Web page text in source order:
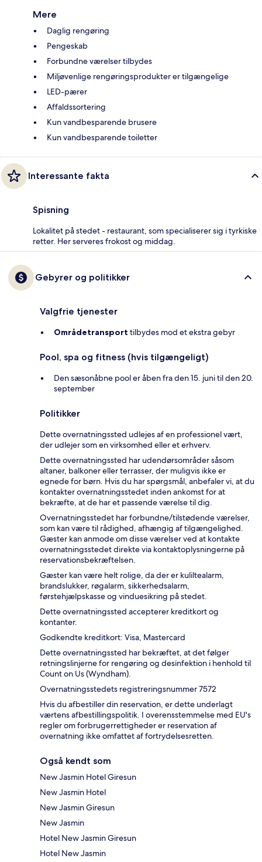
Mere
Daglig rengøring
Pengeskab
Forbundne værelser tilbydes
Miljøvenlige rengøringsprodukter er tilgængelige
LED-pærer
Affaldssortering
Kun vandbesparende brusere
Kun vandbesparende toiletter
Interessante fakta
Spisning
Lokalitet på stedet - restaurant, som specialiserer sig i tyrkiske
retter. Her serveres frokost og middag.
Gebyrer og politikker
Valgfrie tjenester
Områdetransport tilbydes mod et ekstra gebyr
Pool, spa og fitness (hvis tilgængeligt)
Den sæsonåbne pool er åben fra den 15. juni til den 20.
september
Politikker
Dette overnatningssted udlejes af en professionel vært,
der udlejer som en virksomhed eller et erhverv.
Dette overnatningssted har udendørsområder såsom
altaner, balkoner eller terrasser, der muligvis ikke er
egnede for børn. Hvis du har spørgsmål, anbefaler vi, at du
kontakter overnatningsstedet inden ankomst for at
bekræfte, at de har et passende værelse til dig.
Overnatningsstedet har forbundne/tilstødende værelser,
som kan være til rådighed, afhængig af tilgængelighed.
Gæster kan anmode om disse værelser ved at kontakte
overnatningsstedet direkte via kontaktoplysningerne på
reservationsbekræftelsen.
Gæster kan være helt rolige, da der er kuliltealarm,
brandslukker, røgalarm, sikkerhedsalarm,
førstehjælpskasse og vinduesikring på stedet.
Dette overnatningssted accepterer kreditkort og
kontanter.
Godkendte kreditkort: Visa, Mastercard
Dette overnatningssted har bekræftet, at det følger
retningslinjerne for rengøring og desinfektion i henhold til
Count on Us (Wyndham).
Overnatningsstedets registreringsnummer 7572
Hvis du afbestiller din reservation, er dette underlagt
værtens afbestillingspolitik. I overensstemmelse med EU's
regler om forbrugerrettigheder er reservation af
overnatning ikke omfattet af fortrydelsesretten.
Også kendt som
New Jasmin Hotel Giresun
New Jasmin Hotel
New Jasmin Giresun
New Jasmin
Hotel New Jasmin Giresun
Hotel New Jasmin